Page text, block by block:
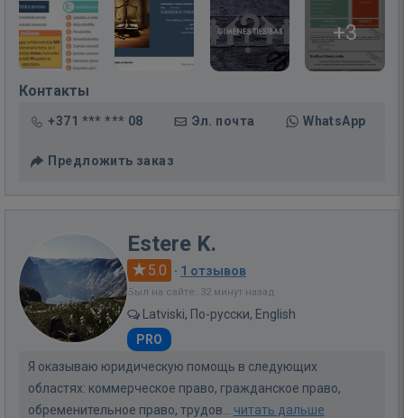
+3
Контакты
+371 *** *** 08 Эл. почта WhatsApp
Предложить заказ
Estere K.
5.0 · 1 отзывов
Был на сайте: 32 минут назад
Latviski, По-русски, English
PRO
Я оказываю юридическую помощь в следующих
областях: коммерческое право, гражданское право,
обременительное право, трудов... читать дальше